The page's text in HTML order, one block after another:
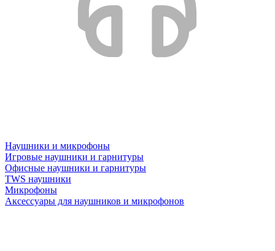
Наушники и микрофоны
Игровые наушники и гарнитуры
Офисные наушники и гарнитуры
TWS наушники
Микрофоны
Аксессуары для наушников и микрофонов